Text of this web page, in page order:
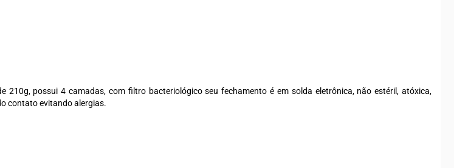
possui 4 camadas, com filtro bacteriológico seu fechamento é em solda eletrônica, não estéril, atóxica,
contato evitando alergias.